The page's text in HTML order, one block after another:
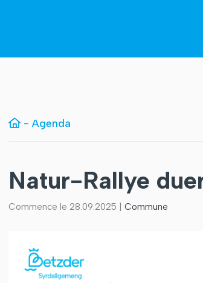
- Agenda
Natur-Rallye
Commence le 28.09.2025 | Commune